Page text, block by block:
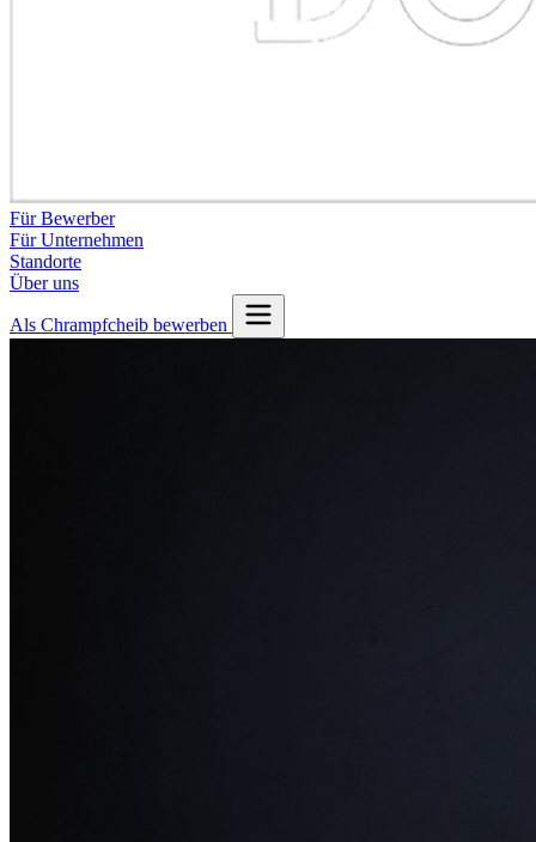
Für Bewerber
Für Unternehmen
Standorte
Über uns
Als Chrampfcheib bewerben